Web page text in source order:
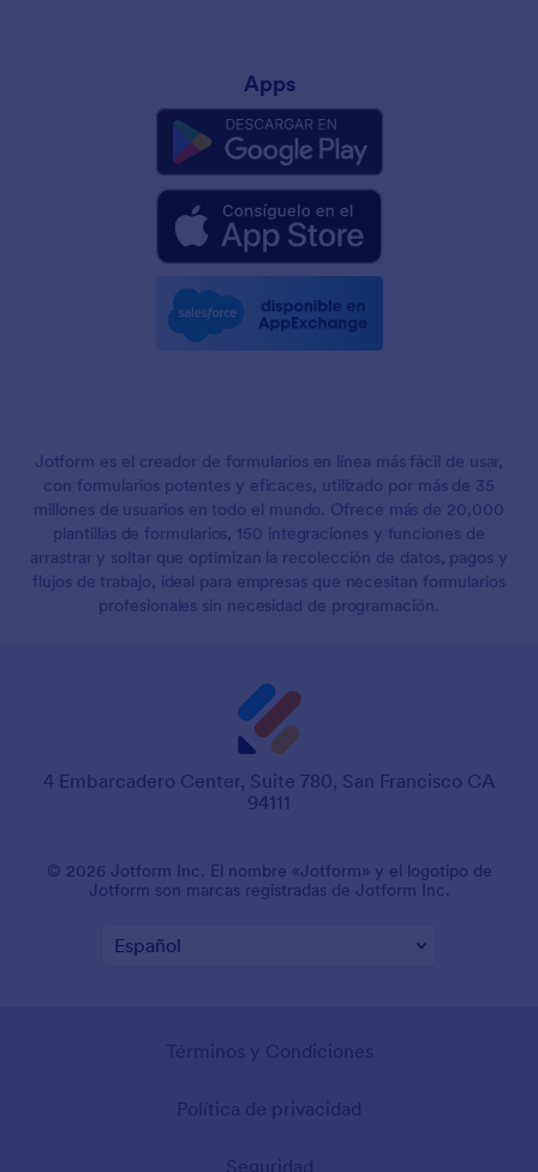
Apps
Jotform es el creador de formularios en línea más fácil de usar,
con formularios potentes y eficaces, utilizado por más de 35
millones de usuarios en todo el mundo. Ofrece más de 20,000
plantillas de formularios, 150 integraciones y funciones de
arrastrar y soltar que optimizan la recolección de datos, pagos y
flujos de trabajo, ideal para empresas que necesitan formularios
profesionales sin necesidad de programación.
4 Embarcadero Center, Suite 780, San Francisco CA
94111
© 2026 Jotform Inc. El nombre «Jotform» y el logotipo de
Jotform son marcas registradas de Jotform Inc.
Términos y Condiciones
Política de privacidad
Seguridad